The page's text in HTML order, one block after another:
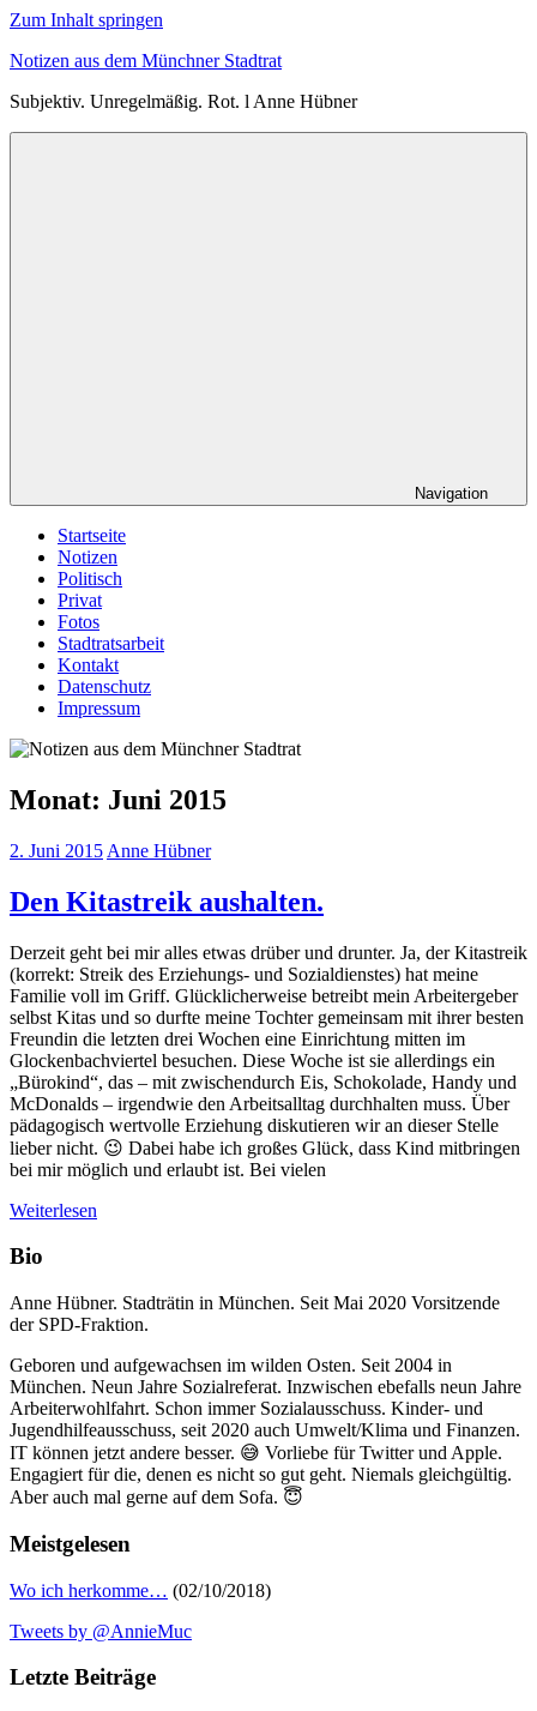
Zum Inhalt springen
Notizen aus dem Münchner Stadtrat
Subjektiv. Unregelmäßig. Rot. l Anne Hübner
Navigation
Startseite
Notizen
Politisch
Privat
Fotos
Stadtratsarbeit
Kontakt
Datenschutz
Impressum
Monat: Juni 2015
2. Juni 2015 Anne Hübner
Den Kitastreik aushalten.
Derzeit geht bei mir alles etwas drüber und drunter. Ja, der Kitastreik
(korrekt: Streik des Erziehungs- und Sozialdienstes) hat meine
Familie voll im Griff. Glücklicherweise betreibt mein Arbeitergeber
selbst Kitas und so durfte meine Tochter gemeinsam mit ihrer besten
Freundin die letzten drei Wochen eine Einrichtung mitten im
Glockenbachviertel besuchen. Diese Woche ist sie allerdings ein
„Bürokind“, das – mit zwischendurch Eis, Schokolade, Handy und
McDonalds – irgendwie den Arbeitsalltag durchhalten muss. Über
pädagogisch wertvolle Erziehung diskutieren wir an dieser Stelle
lieber nicht. 😉 Dabei habe ich großes Glück, dass Kind mitbringen
bei mir möglich und erlaubt ist. Bei vielen
Weiterlesen
Bio
Anne Hübner. Stadträtin in München. Seit Mai 2020 Vorsitzende
der SPD-Fraktion.
Geboren und aufgewachsen im wilden Osten. Seit 2004 in
München. Neun Jahre Sozialreferat. Inzwischen ebefalls neun Jahre
Arbeiterwohlfahrt. Schon immer Sozialausschuss. Kinder- und
Jugendhilfeausschuss, seit 2020 auch Umwelt/Klima und Finanzen.
IT können jetzt andere besser. 😅 Vorliebe für Twitter und Apple.
Engagiert für die, denen es nicht so gut geht. Niemals gleichgültig.
Aber auch mal gerne auf dem Sofa. 😇
Meistgelesen
Wo ich herkomme… (02/10/2018)
Tweets by @AnnieMuc
Letzte Beiträge